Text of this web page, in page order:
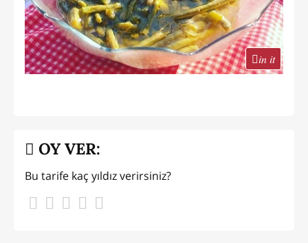
in it
OY VER:
Bu tarife kaç yıldız verirsiniz?